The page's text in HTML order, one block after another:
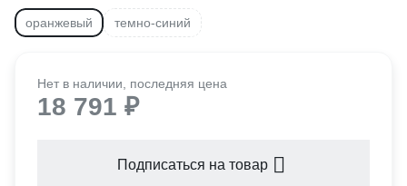
оранжевый темно-синий
Нет в наличии, последняя цена
18 791 ₽
Подписаться на товар